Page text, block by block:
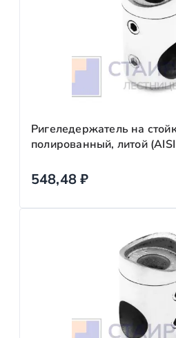
Ригеледержатель на
полированный, литой
548,48₽